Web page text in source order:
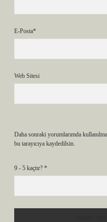
E-Posta*
Web Sitesi
Daha sonraki yorumlarımda
bu tarayıcıya kaydedilsin.
9 - 5 kaçtır? *